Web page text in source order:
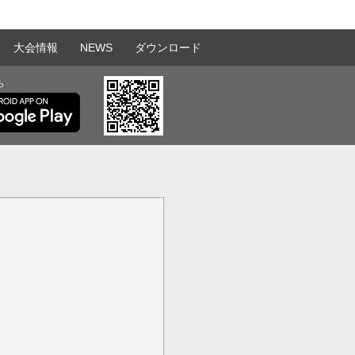
大会情報 NEWS ダウンロード